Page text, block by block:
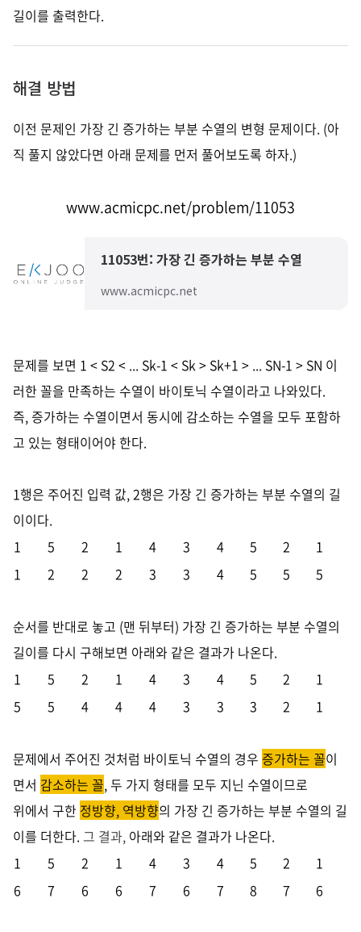
길이를 출력한다.
해결 방법
이전 문제인 가장 긴 증가하는 부분 수열의 변형 문제이다. (아
직 풀지 않았다면 아래 문제를 먼저 풀어보도록 하자.)
www.acmicpc.net/problem/11053
11053번: 가장 긴 증가하는 부분 수열
www.acmicpc.net
문제를 보면 1 < S2 < ... Sk-1 < Sk > Sk+1 > ... SN-1 > SN 이
러한 꼴을 만족하는 수열이 바이토닉 수열이라고 나와있다.
즉, 증가하는 수열이면서 동시에 감소하는 수열을 모두 포함하
고 있는 형태이어야 한다.
1행은 주어진 입력 값,2행은 가장 긴 증가하는 부분 수열의 길
이이다.
1
5 2 1 4 3 4 5 2
1
1
2 2 2 3 3 4 5 5 5
순서를 반대로 놓고 (맨 뒤부터) 가장 긴 증가하는 부분 수열의
길이를 다시 구해보면 아래와 같은 결과가 나온다.
1
5 2 1 4 3 4 5 2
1
5
5 4 4 4 3 3 3 2 1
문제에서 주어진 것처럼 바이토닉 수열의 경우 증가하는 꼴이
면서 감소하는 꼴, 두 가지 형태를 모두 지닌 수열이므로
위에서 구한 정방향, 역방향의 가장 긴 증가하는 부분 수열의 길
이를 더한다. 그 결과, 아래와 같은 결과가 나온다.
1
5 2 1 4 3 4 5 2
1
6
7 6 6 7 6 7 8 7 6